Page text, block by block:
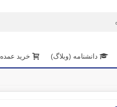
دانشنامه (وبلاگ) خرید عمده